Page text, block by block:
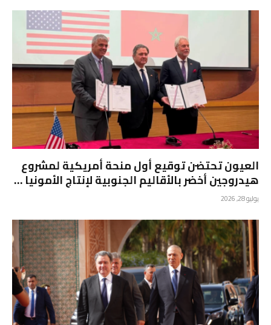
العيون تحتضن توقيع أول منحة أمريكية لمشروع
هيدروجين أخضر بالأقاليم الجنوبية لإنتاج الأمونيا …
يوليو 28, 2026